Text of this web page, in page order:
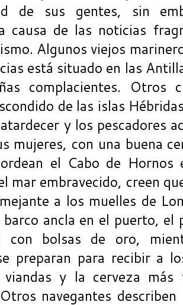
de sus gentes, sin
causa de las noticias
Algunos viejos
está situado en las
complacientes. Otros
de las islas
y los pescadores
mujeres, con una buena
el Cabo de
mar embravecido, creen
a los muelles de
barco ancla en el puerto, el
con bolsas de oro,
preparan para recibir a
viandas y la cerveza
navegantes